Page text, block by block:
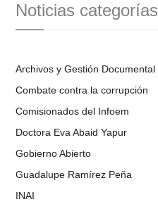
Noticias categorías
Archivos y Gestión Documental
Combate contra la corrupción
Comisionados del Infoem
Doctora Eva Abaid Yapur
Gobierno Abierto
Guadalupe Ramírez Peña
INAI